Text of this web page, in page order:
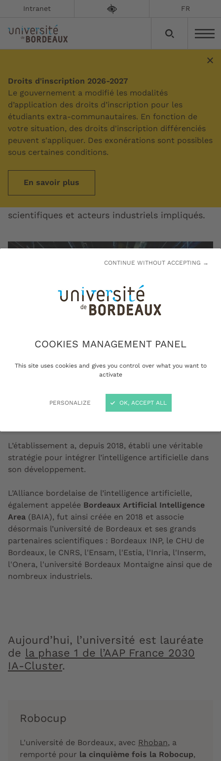
COOKIES MANAGEMENT PANEL
This site uses cookies and gives you control over what you want to
activate
PERSONALIZE
CONTINUE WITHOUT ACCEPTING →
OK, ACCEPT ALL
Intranet FR
Droits d'inscription 2026-2027
Le gouvernement a modifié les modalités
d’application des droits d’inscription pour les
étudiants extra-communautaires. En fonction de
votre situation, des droits d'inscription différenciés
peuvent s'appliquer. Des exonérations sont possibles
sous certaines conditions.
En savoir plus
Intelligence artificielle :
développer les recherches
et les compétences
L'université de Bordeaux est lauréate de la
dynamique de site autour de l'intelligence
scientifiques et acteurs industriels impliqués.
L’établissement a, depuis 2018, établi une véritable
stratégie pour intégrer l’intelligence artificielle dans
son développement.
L’Alliance bordelaise de l’intelligence artificielle,
également appelée Bordeaux Artificial Intelligence
Area (BAIA), fut ainsi créée en 2018 et associe
désormais l’université de Bordeaux et ses grands
partenaires scientifiques : Bordeaux INP, le CHU de
Bordeaux, le CNRS, l'Ensam, l'Estia, l'Inria, l'Inserm,
l'Onera, l'université Bordeaux Montaigne ainsi que de
nombreux industriels.
Aujourd’hui, l’université est lauréate
de la phase 1 de l’AAP France 2030
IA-Cluster.
Robocup
L'université de Bordeaux, avec Rhoban, a
remporté pour la cinquième fois la Robocup,